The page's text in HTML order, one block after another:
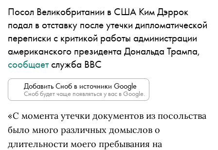
Посол Великобритании в США Ким Дэррок
подал в отставку после утечки дипломатической
переписки с критикой работы администрации
американского президента Дональда Трампа,
сообщаетслужба BBC
Добавить Сноб в источники Google
Сноб будет чаще появляться у вас в Google.
«С момента утечки документов из посольства
было много различных домыслов о
длительности моего пребывания на